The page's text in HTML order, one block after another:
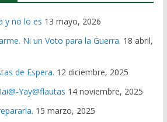
y no lo es 13 mayo, 2026
Ni un Voto para la Guerra. 18 abril,
de Espera. 12 diciembre, 2025
Yay@flautas 14 noviembre, 2025
15 marzo, 2025